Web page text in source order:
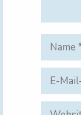
Name
Mail-
Adresse
Website